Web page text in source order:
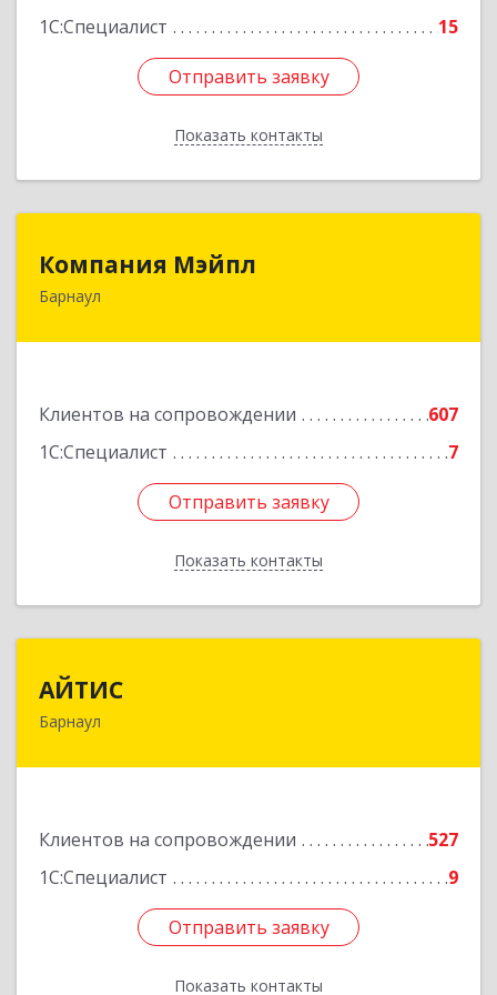
1С:Специалист
15
Отправить заявку
Показать контакты
Отправить заявку
Назад
Компания Мэйпл
Барнаул
Клиентов на сопровождении
607
1С:Специалист
7
Отправить заявку
Показать контакты
Отправить заявку
Назад
АЙТИС
Барнаул
Клиентов на сопровождении
527
1С:Специалист
9
Отправить заявку
Показать контакты
656067, Алтайский край, Барнаул г, Взлетная ул,
Отправить заявку
Назад